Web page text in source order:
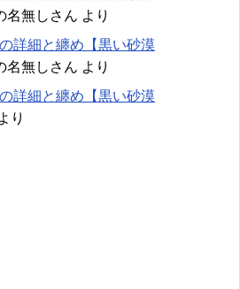
名無しさん より
詳細と纏め【黒い砂漠
名無しさん より
詳細と纏め【黒い砂漠
り